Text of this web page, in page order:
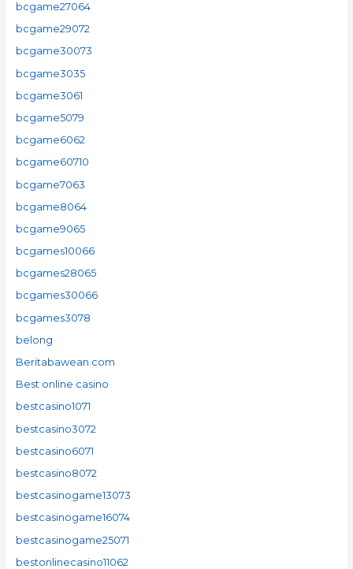
bcgame27064
bcgame29072
bcgame30073
bcgame3035
bcgame3061
bcgame5079
bcgame6062
bcgame60710
bcgame7063
bcgame8064
bcgame9065
bcgames10066
bcgames28065
bcgames30066
bcgames3078
belong
Beritabawean.com
Best online casino
bestcasino1071
bestcasino3072
bestcasino6071
bestcasino8072
bestcasinogame13073
bestcasinogame16074
bestcasinogame25071
bestonlinecasino11062